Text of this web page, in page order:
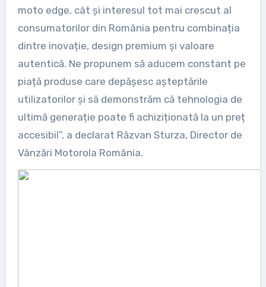
moto edge, cât și interesul tot mai crescut al
consumatorilor din România pentru combinația
dintre inovație, design premium și valoare
autentică. Ne propunem să aducem constant pe
piață produse care depășesc așteptările
utilizatorilor și să demonstrăm că tehnologia de
ultimă generație poate fi achiziționată la un preț
accesibil”, a declarat Răzvan Sturza, Director de
Vânzări Motorola România.